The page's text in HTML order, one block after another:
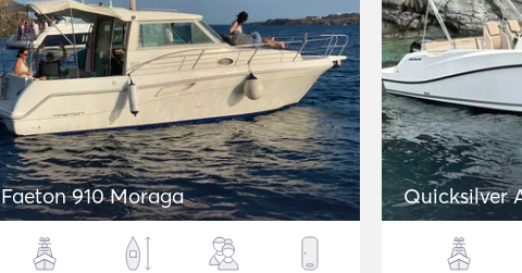
Faeton 910 Moraga Quicksilver